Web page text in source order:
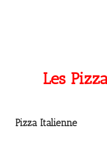
Les
Pizza Italienne